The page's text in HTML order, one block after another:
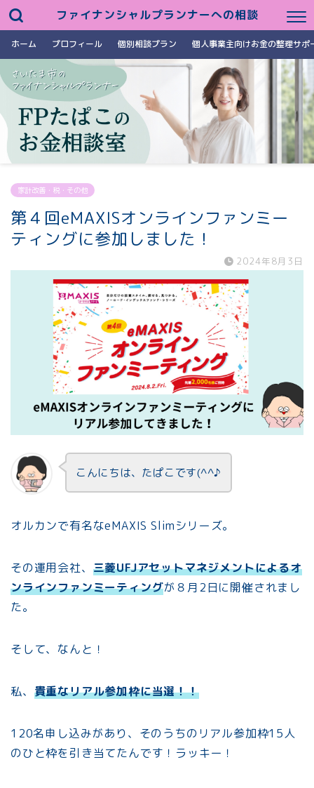
ファイナンシャルプランナーへの相談
ホーム プロフィール 個別相談プラン 個人事業主向けお金の整理サポ
家計改善・税・その他
第４回eMAXISオンラインファンミー
ティングに参加しました！
2024年8月3日
こんにちは、たぱこです(^^♪
オルカンで有名なeMAXIS Slimシリーズ。
その運用会社、 三菱UFJアセットマネジメントによるオ
ンラインファンミーティングが８月2日に開催されまし
た。
そして、なんと！
私、 貴重なリアル参加枠に当選！！
120名申し込みがあり、そのうちのリアル参加枠15人
のひと枠を引き当てたんです！ラッキー！